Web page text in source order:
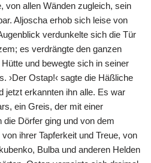
von allen Wänden zugleich, sein
Aljoscha erhob sich leise von
verdunkelte sich die Tür
es verdrängte den ganzen
und bewegte sich in seiner
›Der Ostap!‹ sagte die Häßliche
jetzt erkannten ihn alle. Es war
ein Greis, der mit einer
Dörfer ging und von dem
ihrer Tapferkeit und Treue, von
Bulba und anderen Helden